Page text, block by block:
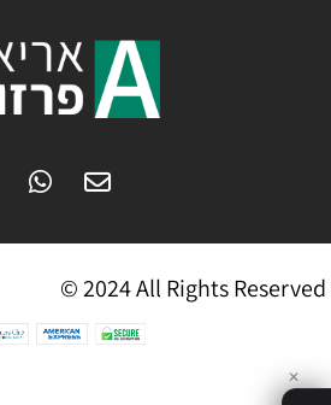
© 2024 All Rights Reserved
✕